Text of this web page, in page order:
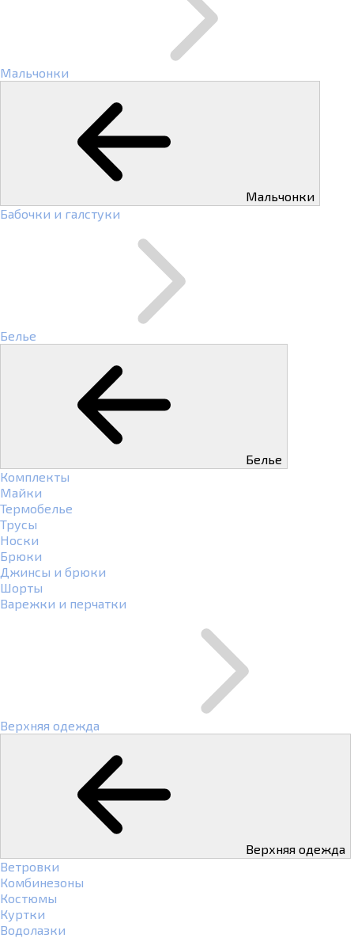
Мальчонки
Мальчонки
Бабочки и галстуки
Белье
Белье
Комплекты
Майки
Термобелье
Трусы
Носки
Брюки
Джинсы и брюки
Шорты
Варежки и перчатки
Верхняя одежда
Верхняя одежда
Ветровки
Комбинезоны
Костюмы
Куртки
Водолазки